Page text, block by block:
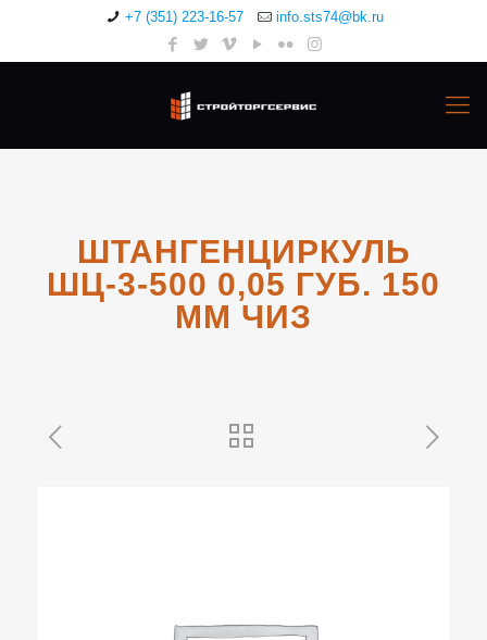
+7 (351) 223-16-57 info.sts74@bk.ru
ШТАНГЕНЦИРКУЛЬ
ШЦ-3-500 0,05 ГУБ. 150
ММ ЧИЗ